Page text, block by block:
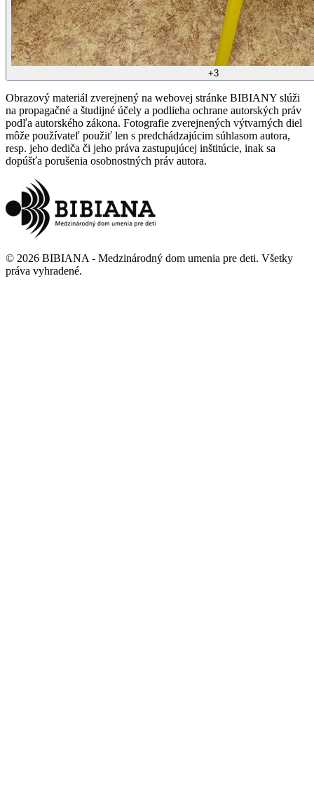
+3
Obrazový materiál zverejnený na webovej stránke BIBIANY slúži
na propagačné a študijné účely a podlieha ochrane autorských práv
podľa autorského zákona. Fotografie zverejnených výtvarných diel
môže používateľ použiť len s predchádzajúcim súhlasom autora,
resp. jeho dediča či jeho práva zastupujúcej inštitúcie, inak sa
dopúšťa porušenia osobnostných práv autora.
© 2026 BIBIANA - Medzinárodný dom umenia pre deti. Všetky
práva vyhradené.